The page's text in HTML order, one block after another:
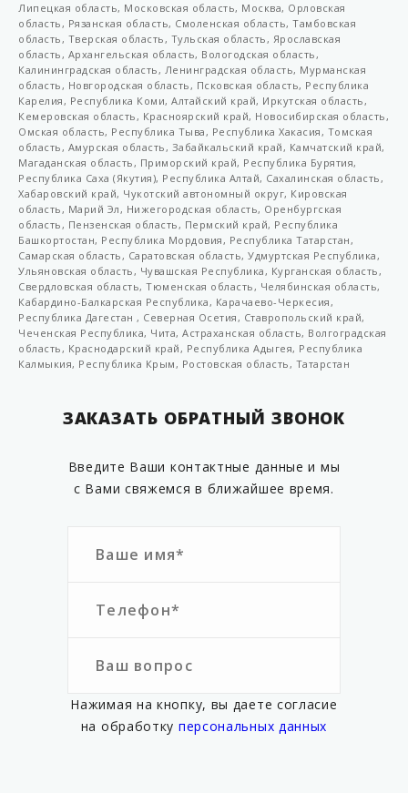
PS3
PS6
VGCHRS-00-050
VGCHRS-00-063
VGCHRS-00-090
VGCHRS-00-110
VGCHRS-001-050-100
VGCHRS-001-063-100
VGCHRS-001-090-006
VGCHRS-001-110-006
VGCHRS-001-110-090-006
VGCHRS-001-125-110-006
VGCHRS-02.50/02-50-L
VGCHRS-02.65-54
VGCHRS-02.90
VGCHRS-03-050-EIF
VGCHRS-03-090-EIF
Липецкая область, Московская область, Москва, Орловская
область, Рязанская область, Смоленская область, Тамбовская
область, Тверская область, Тульская область, Ярославская
область, Архангельская область, Вологодская область,
Калининградская область, Ленинградская область, Мурманская
область, Новгородская область, Псковская область, Республика
Карелия, Республика Коми, Алтайский край, Иркутская область,
Кемеровская область, Красноярский край, Новосибирская область,
Омская область, Республика Тыва, Республика Хакасия, Томская
область, Амурская область, Забайкальский край, Камчатский край,
Магаданская область, Приморский край, Республика Бурятия,
Республика Саха (Якутия), Республика Алтай, Сахалинская область,
Хабаровский край, Чукотский автономный округ, Кировская
область, Марий Эл, Нижегородская область, Оренбургская
область, Пензенская область, Пермский край, Республика
Башкортостан, Республика Мордовия, Республика Татарстан,
Самарская область, Саратовская область, Удмуртская Республика,
Ульяновская область, Чувашская Республика, Курганская область,
Свердловская область, Тюменская область, Челябинская область,
Кабардино-Балкарская Республика, Карачаево-Черкесия,
Республика Дагестан , Северная Осетия, Ставропольский край,
Чеченская Республика, Чита, Астраханская область, Волгоградская
область, Краснодарский край, Республика Адыгея, Республика
Калмыкия, Республика Крым, Ростовская область, Татарстан
ЗАКАЗАТЬ ОБРАТНЫЙ ЗВОНОК
Введите Ваши контактные данные и мы
с Вами свяжемся в ближайшее время.
Нажимая на кнопку, вы даете согласие
на обработку персональных данных